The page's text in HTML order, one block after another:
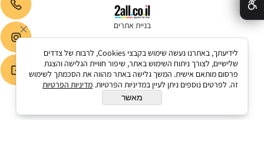
בניית אתרים
לידיעתך, באתרנו נעשה שימוש בקבצי Cookies, לרבות של צדדים
שלישיים, לצורך ניתוח השימוש באתר, שיפור חוויית הגלישה והצגת
פרסום מותאם אישית. המשך גלישה באתר מהווה את הסכמתך לשימוש
זה. לפרטים נוספים ניתן לעיין במדיניות הפרטיות. מדיניות הפרטיות
מאשר